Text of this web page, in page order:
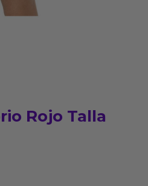
Rojo Talla